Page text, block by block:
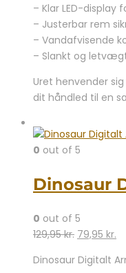
– Klar LED-display
– Justerbar rem
– Vandafvisende
– Slankt og
Uret henvender
dit håndled til en
0 out of 5
Dinosaur
0 out of 5
129,95kr. Den
pris
79,95 kr.
Dinosaur Digitalt